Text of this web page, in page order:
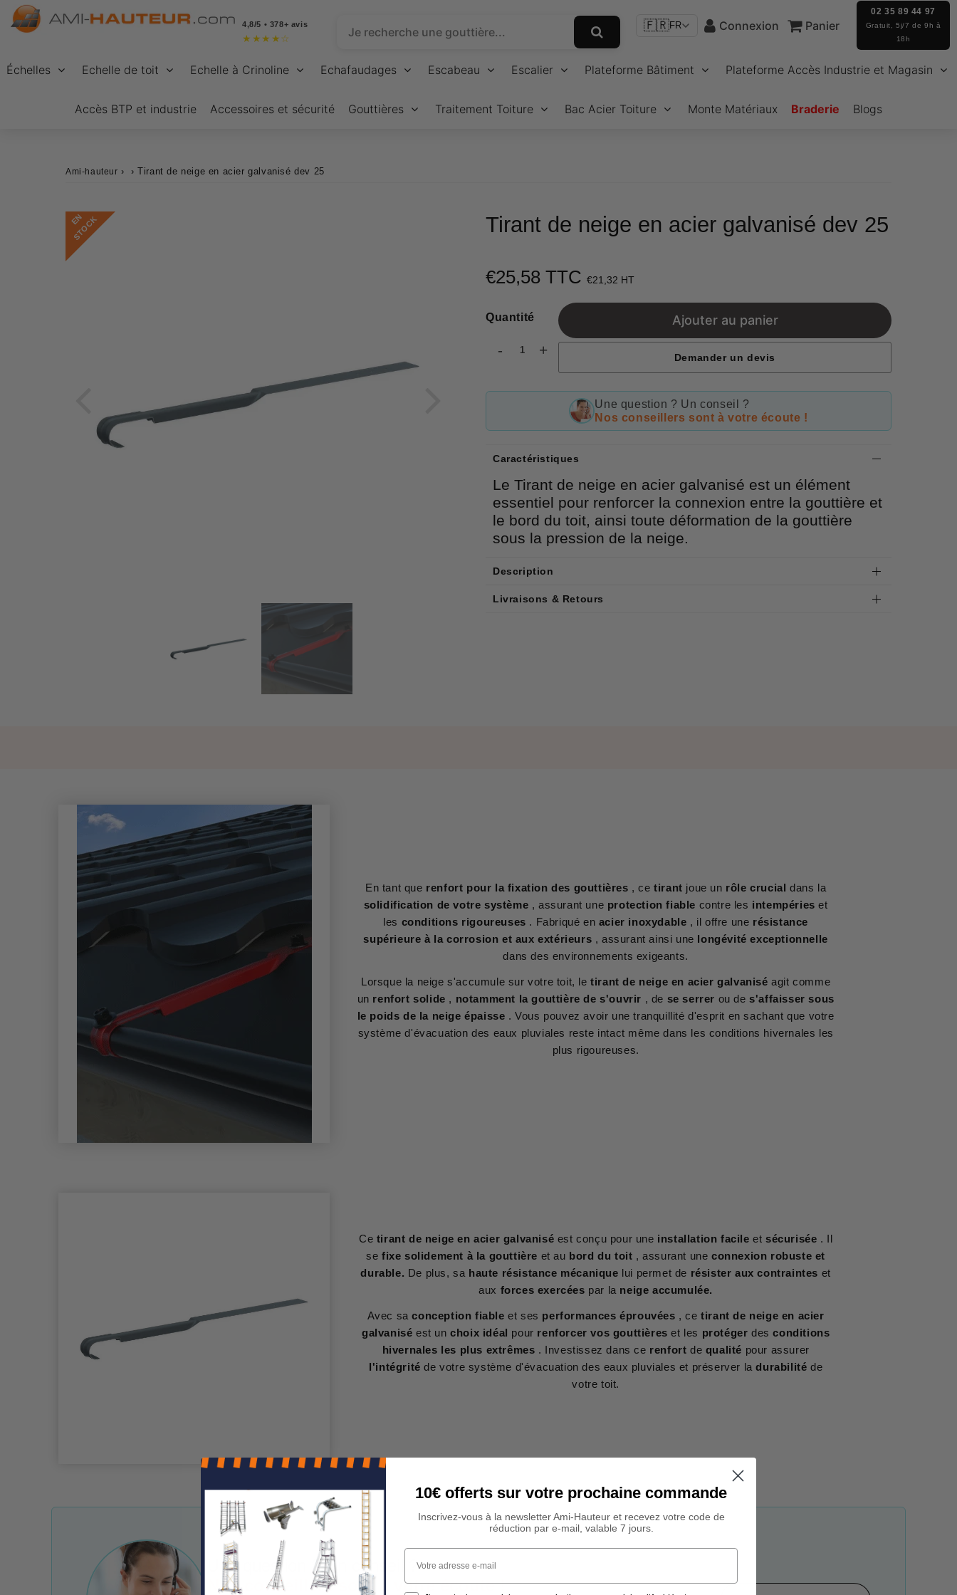
4,8/5 • 378+ avis
★ ★ ★ ★ ☆
🇫🇷FR Connexion Panier
02 35 89 44 97
Gratuit, 5j/7 de 9h à
18h
Échelles Echelle de toit Echelle à Crinoline Echafaudages Escabeau Escalier Plateforme Bâtiment Plateforme Accès Industrie et Magasin
Accès BTP et industrie Accessoires et sécurité Gouttières Traitement Toiture Bac Acier Toiture Monte Matériaux Braderie Blogs
Ami-hauteur › › Tirant de neige en acier galvanisé dev 25
E
N
S
T
O
C
K Tirant de neige en acier galvanisé dev 25
€25,58 TTC €21,32 HT
Quantité
- +
Ajouter au panier
Demander un devis
Une question ? Un conseil ?
Nos conseillers sont à votre écoute !
Caractéristiques
Le Tirant de neige en acier galvanisé est un élément
essentiel pour renforcer la connexion entre la gouttière et
le bord du toit, ainsi toute déformation de la gouttière
sous la pression de la neige.
Description
Livraisons & Retours
En tant que renfort pour la fixation des gouttières , cetirant joue un rôle crucial dans la
solidification de votre système , assurant une protection fiable contre les intempéries et
les conditions rigoureuses . Fabriqué en acier inoxydable , il offre une résistance
supérieure à la corrosion et aux extérieurs , assurant ainsi une longévité exceptionnelle
dans des environnements exigeants.
Lorsque la neige s'accumule sur votre toit, letirant de neige en acier galvanisé agit comme
un renfort solide , notamment la gouttière de s'ouvrir , de se serrer ou de s'affaisser sous
le poids de la neige épaisse . Vous pouvez avoir une tranquillité d'esprit en sachant que votre
système d'évacuation des eaux pluviales reste intact même dans les conditions hivernales les
plus rigoureuses.
Ce tirant de neige en acier galvanisé est conçu pour une installation facile et sécurisée . Il
sefixe solidement à la gouttière et au bord du toit , assurant uneconnexion robuste et
durable. De plus, sa haute résistance mécanique lui permet de résister aux contraintes et
aux forces exercées par la neige accumulée.
Avec saconception fiable et ses performances éprouvées , cetirant de neige en acier
galvanisé est unchoix idéal pour renforcer vos gouttières et les protéger desconditions
hivernales les plus extrêmes . Investissez dans ce renfort de qualité pour assurer
l'intégrité de votre système d'évacuation des eaux pluviales et préserver ladurabilité de
votre toit.
Une question ? Un conseil ?
Nos conseillers sont à votre écoute !
10€ offerts sur votre prochaine commande
Inscrivez-vous à la newsletter Ami-Hauteur et recevez votre code de
réduction par e-mail, valable 7 jours.
Votre adresse e-mail